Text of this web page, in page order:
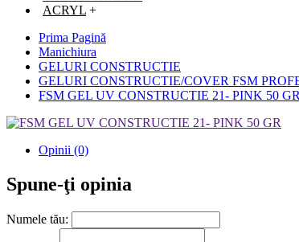
ACRYL +
Prima Pagină
Manichiura
GELURI CONSTRUCTIE
GELURI CONSTRUCTIE/COVER FSM
FSM GEL UV CONSTRUCTIE 21- PINK 50 GR
Opinii (0)
Spune-ţi opinia
Numele tău: